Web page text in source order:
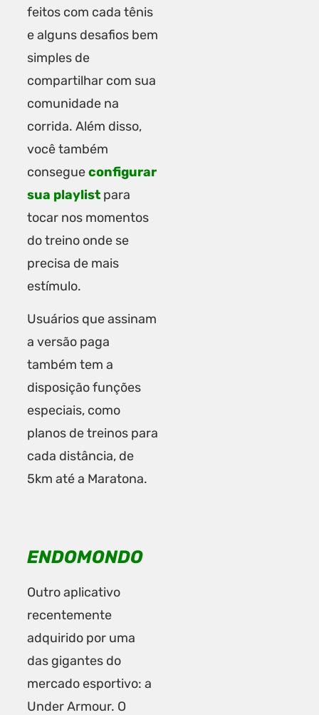
feitos com cada tênis
e alguns desafios bem
simples de
compartilhar com sua
comunidade na
corrida. Além disso,
você também
consegueconfigurar
sua playlistpara
tocar nos momentos
do treino onde se
precisa de mais
estímulo.
Usuários que assinam
a versão paga
também tem a
disposição funções
especiais, como
planos de treinos para
cada distância, de
5km até a Maratona.
ENDOMONDO
Outro aplicativo
recentemente
adquirido por uma
das gigantes do
mercado esportivo: a
Under Armour. O